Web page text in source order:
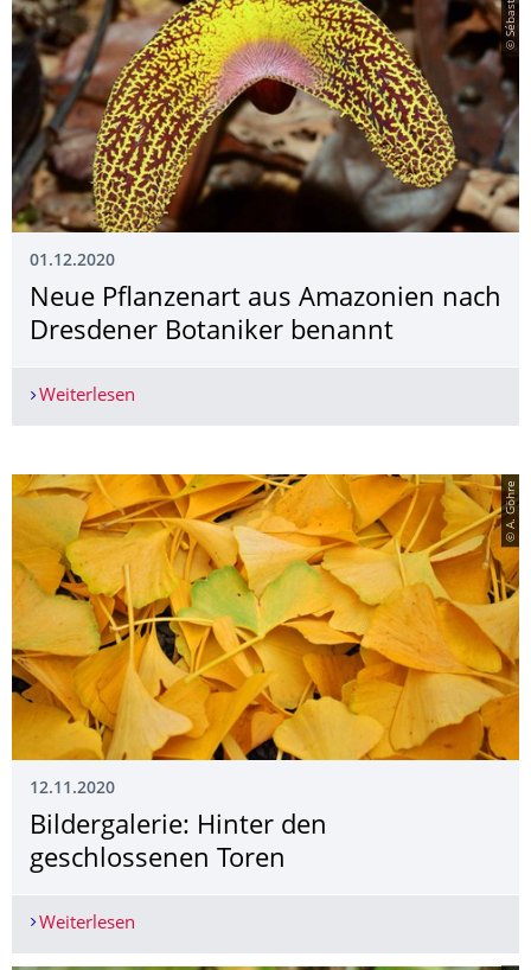
01.12.2020
Neue Pflanzenart aus Amazonien nach
Dresdener Botaniker benannt
Weiterlesen
© A. Göhre
12.11.2020
Bildergalerie: Hinter den
geschlossenen Toren
Weiterlesen